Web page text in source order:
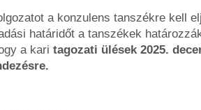
a konzulens tanszékre kell
határidőt a tanszékek
a kari tagozati ülések 2025.